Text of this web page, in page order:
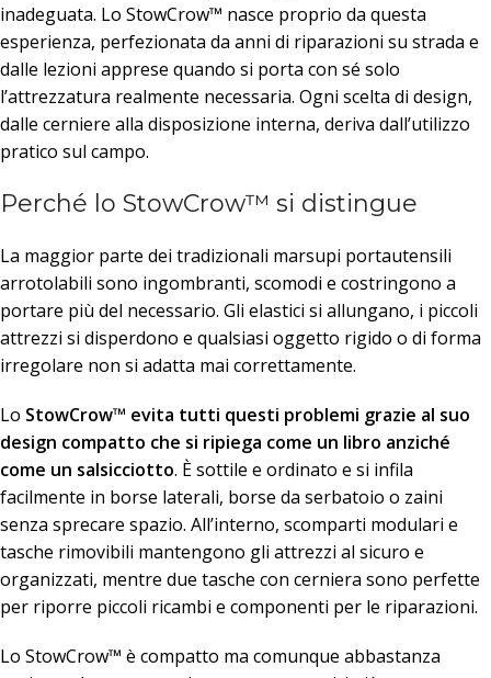
inadeguata. Lo StowCrow™ nasce proprio da questa
esperienza, perfezionata da anni di riparazioni su strada e
dalle lezioni apprese quando si porta con sé solo
l’attrezzatura realmente necessaria. Ogni scelta di design,
dalle cerniere alla disposizione interna, deriva dall’utilizzo
pratico sul campo.
Perché lo StowCrow™ si distingue
La maggior parte dei tradizionali marsupi portautensili
arrotolabili sono ingombranti, scomodi e costringono a
portare più del necessario. Gli elastici si allungano, i piccoli
attrezzi si disperdono e qualsiasi oggetto rigido o di forma
irregolare non si adatta mai correttamente.
Lo StowCrow™ evita tutti questi problemi grazie al suo
design compatto che si ripiega come un libro anziché
come un salsicciotto. È sottile e ordinato e si infila
facilmente in borse laterali, borse da serbatoio o zaini
senza sprecare spazio. All’interno, scomparti modulari e
tasche rimovibili mantengono gli attrezzi al sicuro e
organizzati, mentre due tasche con cerniera sono perfette
per riporre piccoli ricambi e componenti per le riparazioni.
Lo StowCrow™ è compatto ma comunque abbastanza